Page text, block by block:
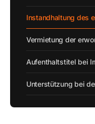
Instandhaltung des
Vermietung der
Aufenthaltstitel bei
Unterstützung bei